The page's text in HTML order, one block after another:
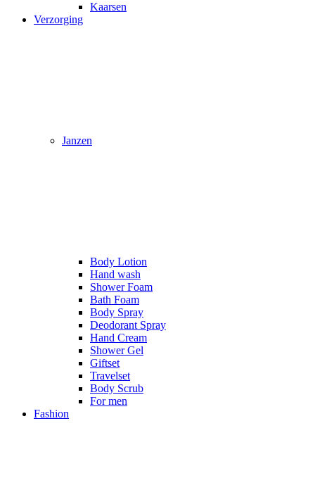
Kaarsen
Verzorging
Janzen
Body Lotion
Hand wash
Shower Foam
Bath Foam
Body Spray
Deodorant Spray
Hand Cream
Shower Gel
Giftset
Travelset
Body Scrub
For men
Fashion